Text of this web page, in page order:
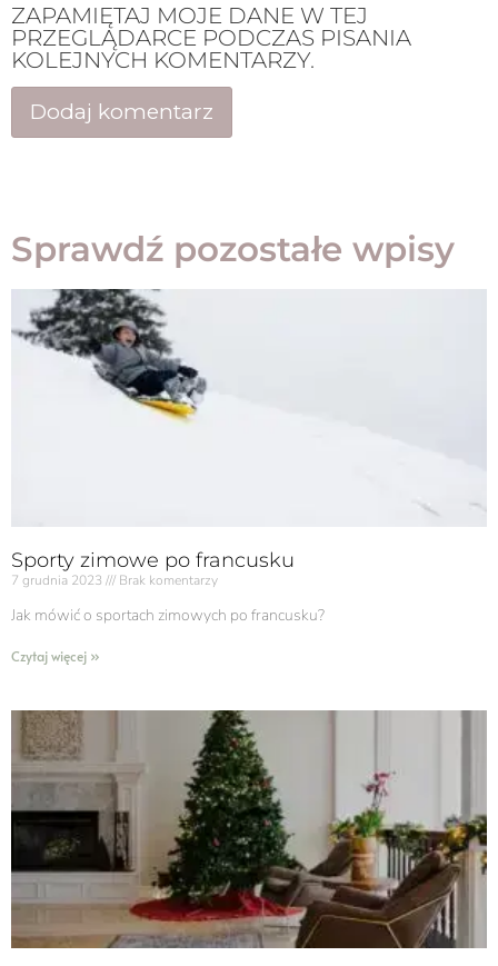
ZAPAMIĘTAJ MOJE DANE W TEJ
PRZEGLĄDARCE PODCZAS PISANIA
KOLEJNYCH KOMENTARZY.
Sprawdź pozostałe wpisy
Sporty zimowe po francusku
7 grudnia 2023 Brak komentarzy
Jak mówić o sportach zimowych po francusku?
Czytaj więcej »